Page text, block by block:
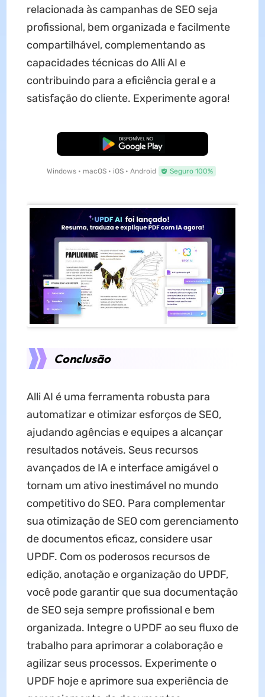
relacionada às campanhas de SEO seja
profissional, bem organizada e facilmente
compartilhável, complementando as
capacidades técnicas do Alli AI e
contribuindo para a eficiência geral e a
satisfação do cliente. Experimente agora!
Baixar Grátis
Windows • macOS • iOS • Android Seguro 100%
Conclusão
Alli AI é uma ferramenta robusta para
automatizar e otimizar esforços de SEO,
ajudando agências e equipes a alcançar
resultados notáveis. Seus recursos
avançados de IA e interface amigável o
tornam um ativo inestimável no mundo
competitivo do SEO. Para complementar
sua otimização de SEO com gerenciamento
de documentos eficaz, considere usar
UPDF. Com os poderosos recursos de
edição, anotação e organização do UPDF,
você pode garantir que sua documentação
de SEO seja sempre profissional e bem
organizada. Integre o UPDF ao seu fluxo de
trabalho para aprimorar a colaboração e
agilizar seus processos. Experimente o
UPDF hoje e aprimore sua experiência de